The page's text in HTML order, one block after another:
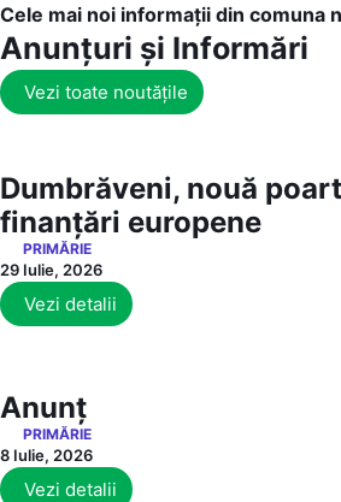
Cele mai noi informații din comuna
Anunțuri și Informări
Vezi toate noutățile
Dumbrăveni, nouă
finanțări europene
PRIMĂRIE
29 Iulie, 2026
Vezi detalii
Anunț
PRIMĂRIE
8 Iulie, 2026
Vezi detalii